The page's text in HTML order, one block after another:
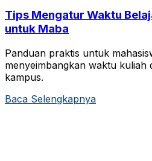
Tips Mengatur Waktu
untuk Maba
Panduan praktis untuk
menyeimbangkan waktu kuliah
kampus.
Baca Selengkapnya